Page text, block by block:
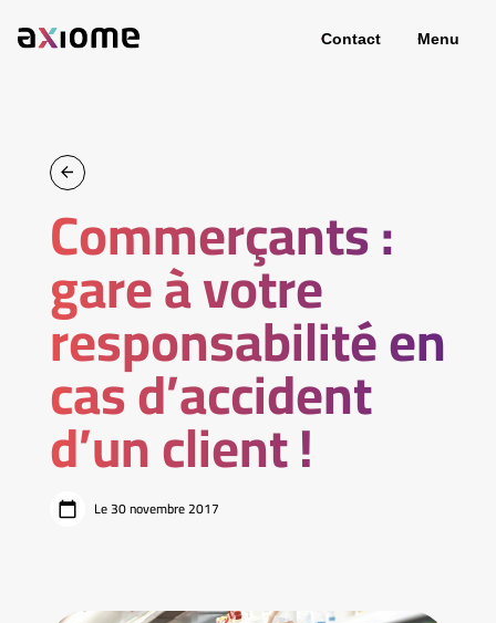
Contact Menu
Commerçants :
gare à votre
responsabilité en
cas d’accident
d’un client !
Le 30 novembre 2017